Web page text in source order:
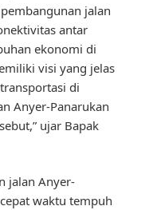
jalan
antar
ekonomi di
visi yang jelas
di
Anyer-Panarukan
ujar Bapak
jalan Anyer-
waktu tempuh